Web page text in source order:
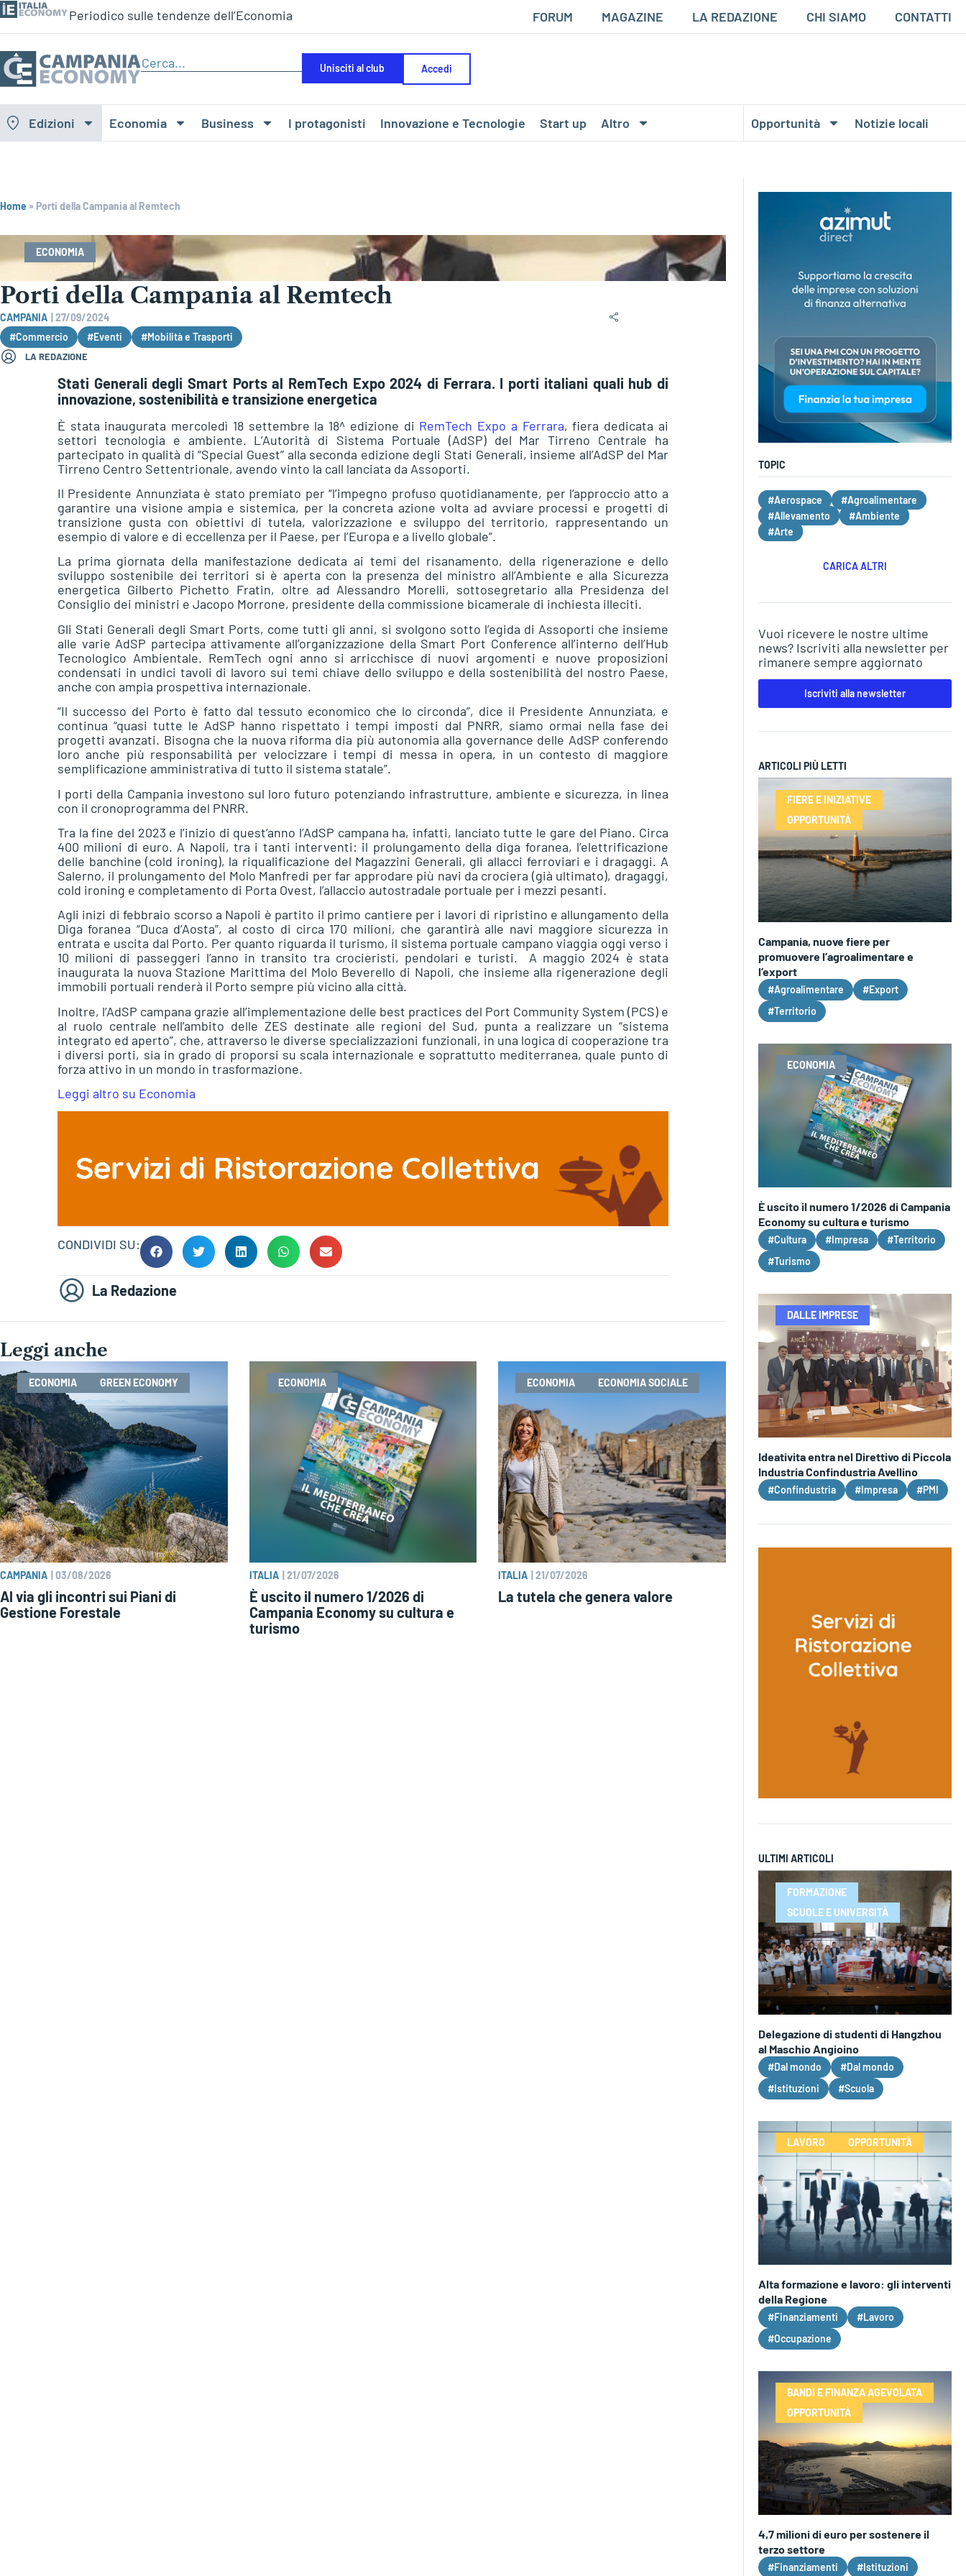
Periodico sulle tendenze dell’Economia FORUM MAGAZINE LA REDAZIONE CHI SIAMO CONTATTI
Unisciti al club Accedi
Edizioni Economia Business I protagonisti Innovazione e Tecnologie Start up Altro Opportunità Notizie locali
Home » Porti della Campania al Remtech
ECONOMIA
Porti della Campania al Remtech
CAMPANIA
27/09/2024
#Commercio
#Eventi #Mobilità e Trasporti
LA REDAZIONE
Stati Generali degli Smart Ports al RemTech Expo 2024 di Ferrara. I porti italiani quali hub di
innovazione, sostenibilità e transizione energetica
È stata inaugurata mercoledì 18 settembre la 18^ edizione di RemTech Expo a Ferrara, fiera dedicata ai
settori tecnologia e ambiente. L’Autorità di Sistema Portuale (AdSP) del Mar Tirreno Centrale ha
partecipato in qualità di “Special Guest” alla seconda edizione degli Stati Generali, insieme all’AdSP del Mar
Tirreno Centro Settentrionale, avendo vinto la call lanciata da Assoporti.
Il Presidente Annunziata è stato premiato per “l’impegno profuso quotidianamente, per l’approccio atto a
garantire una visione ampia e sistemica, per la concreta azione volta ad avviare processi e progetti di
transizione gusta con obiettivi di tutela, valorizzazione e sviluppo del territorio, rappresentando un
esempio di valore e di eccellenza per il Paese, per l’Europa e a livello globale”.
La prima giornata della manifestazione dedicata ai temi del risanamento, della rigenerazione e dello
sviluppo sostenibile dei territori si è aperta con la presenza del ministro all’Ambiente e alla Sicurezza
energetica Gilberto Pichetto Fratin, oltre ad Alessandro Morelli, sottosegretario alla Presidenza del
Consiglio dei ministri e Jacopo Morrone, presidente della commissione bicamerale di inchiesta illeciti.
Gli Stati Generali degli Smart Ports, come tutti gli anni, si svolgono sotto l’egida di Assoporti che insieme
alle varie AdSP partecipa attivamente all’organizzazione della Smart Port Conference all’interno dell’Hub
Tecnologico Ambientale. RemTech ogni anno si arricchisce di nuovi argomenti e nuove proposizioni
condensati in undici tavoli di lavoro sui temi chiave dello sviluppo e della sostenibilità del nostro Paese,
anche con ampia prospettiva internazionale.
“Il successo del Porto è fatto dal tessuto economico che lo circonda”, dice il Presidente Annunziata, e
continua “quasi tutte le AdSP hanno rispettato i tempi imposti dal PNRR, siamo ormai nella fase dei
progetti avanzati. Bisogna che la nuova riforma dia più autonomia alla governance delle AdSP conferendo
loro anche più responsabilità per velocizzare i tempi di messa in opera, in un contesto di maggiore
semplificazione amministrativa di tutto il sistema statale”.
I porti della Campania investono sul loro futuro potenziando infrastrutture, ambiente e sicurezza, in linea
con il cronoprogramma del PNRR.
Tra la fine del 2023 e l’inizio di quest’anno l’AdSP campana ha, infatti, lanciato tutte le gare del Piano. Circa
400 milioni di euro. A Napoli, tra i tanti interventi: il prolungamento della diga foranea, l’elettrificazione
delle banchine (cold ironing), la riqualificazione del Magazzini Generali, gli allacci ferroviari e i dragaggi. A
Salerno, il prolungamento del Molo Manfredi per far approdare più navi da crociera (già ultimato), dragaggi,
cold ironing e completamento di Porta Ovest, l’allaccio autostradale portuale per i mezzi pesanti.
Agli inizi di febbraio scorso a Napoli è partito il primo cantiere per i lavori di ripristino e allungamento della
Diga foranea “Duca d’Aosta”, al costo di circa 170 milioni, che garantirà alle navi maggiore sicurezza in
entrata e uscita dal Porto. Per quanto riguarda il turismo, il sistema portuale campano viaggia oggi verso i
10 milioni di passeggeri l’anno in transito tra crocieristi, pendolari e turisti. A maggio 2024 è stata
inaugurata la nuova Stazione Marittima del Molo Beverello di Napoli, che insieme alla rigenerazione degli
immobili portuali renderà il Porto sempre più vicino alla città.
Inoltre, l’AdSP campana grazie all’implementazione delle best practices del Port Community System (PCS) e
al ruolo centrale nell’ambito delle ZES destinate alle regioni del Sud, punta a realizzare un “sistema
integrato ed aperto”, che, attraverso le diverse specializzazioni funzionali, in una logica di cooperazione tra
i diversi porti, sia in grado di proporsi su scala internazionale e soprattutto mediterranea, quale punto di
forza attivo in un mondo in trasformazione.
Leggi altro su Economia
CONDIVIDI SU:
La Redazione
Leggi anche
ECONOMIA GREEN ECONOMY
CAMPANIA 03/08/2026
Al via gli incontri sui Piani di
Gestione Forestale
ECONOMIA
ITALIA 21/07/2026
È uscito il numero 1/2026 di
Campania Economy su cultura e
turismo
ECONOMIA ECONOMIA SOCIALE
ITALIA |21/07/2026
La tutela che genera valore
TOPIC
#Aerospace
#Agroalimentare
#Allevamento
#Ambiente
#Arte
CARICA ALTRI
Vuoi ricevere le nostre ultime
news? Iscriviti alla newsletter per
rimanere sempre aggiornato
Iscriviti alla newsletter
ARTICOLI PIÙ LETTI
FIERE E INIZIATIVE
OPPORTUNITÀ
Campania, nuove fiere per
promuovere l’agroalimentare e
l’export
#Agroalimentare
#Export
#Territorio
ECONOMIA
È uscito il numero 1/2026 di Campania
Economy su cultura e turismo
#Cultura #Impresa
#Territorio
#Turismo
DALLE IMPRESE
Ideativita entra nel Direttivo di Piccola
Industria Confindustria Avellino
#Confindustria #Impresa #PMI
ULTIMI ARTICOLI
FORMAZIONE
SCUOLE E UNIVERSITÀ
Delegazione di studenti di Hangzhou
al Maschio Angioino
#Dal mondo
#Dal mondo
#Istituzioni
#Scuola
LAVORO OPPORTUNITÀ
Alta formazione e lavoro: gli interventi
della Regione
#Finanziamenti
#Lavoro
#Occupazione
BANDI E FINANZA AGEVOLATA
OPPORTUNITÀ
4,7 milioni di euro per sostenere il
terzo settore
#Finanziamenti #Istituzioni